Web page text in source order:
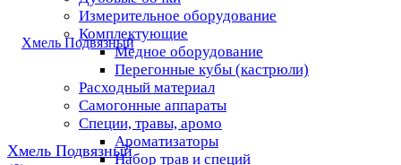
Измерительное оборудование
Комплектующие
Медное оборудование
Перегонные кубы (кастрюли)
Расходный материал
Самогонные аппараты
Специи, травы, аромо
Ароматизаторы
Набор трав и специй
Хмель Подвязный